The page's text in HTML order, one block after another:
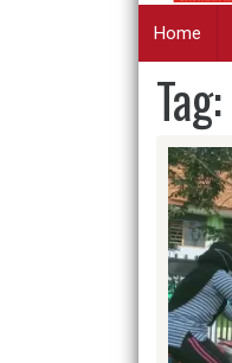
Home
Tag: